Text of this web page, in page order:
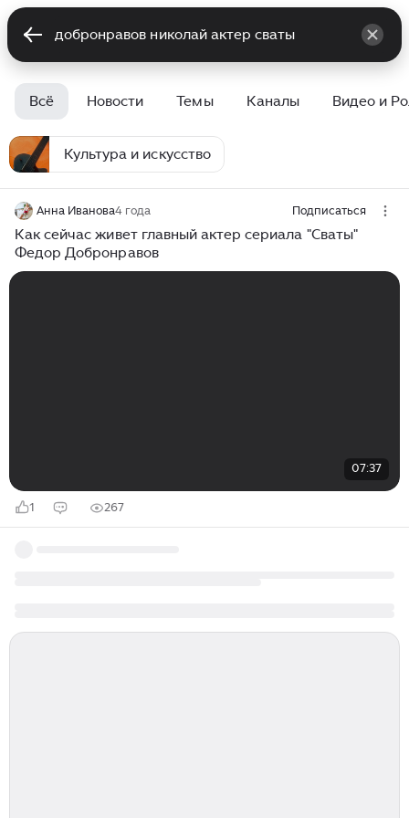
Всё Новости Темы Каналы Видео и
Культура и искусство
Анна Иванова4 года Подписаться
Как сейчас живет главный актер сериала "Сваты"
Федор Добронравов
07:37
1 267